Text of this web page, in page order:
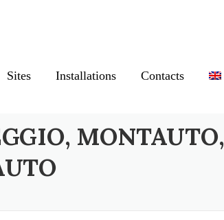
Sites Installations Contacts
MONTAUTO,